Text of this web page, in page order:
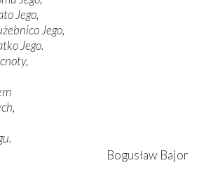
Jego,
Jego,
Jego.
Bogusław Bajor